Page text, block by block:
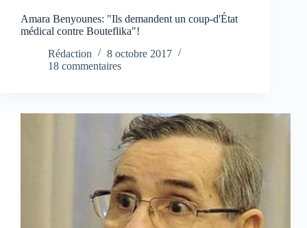
Amara Benyounes: "Ils demandent un coup-d'État
médical contre Bouteflika"!
Rédaction
8 octobre 2017
18 commentaires